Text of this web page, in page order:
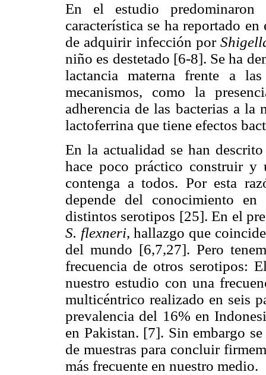
En el estudio
característica se ha reportado
de adquirir infección por
niño es destetado [6-8]. Se ha
lactancia materna frente a
mecanismos, como la
adherencia de las bacterias a
lactoferrina que tiene efectos
En la actualidad se han
hace poco práctico construir
contenga a todos. Por esta
depende del conocimiento
distintos serotipos [25]. En el
S. flexneri, hallazgo que
del mundo [6,7,27]. Pero
frecuencia de otros serotipos:
nuestro estudio con una
multicéntrico realizado en seis
prevalencia del 16% en
en Pakistan. [7]. Sin embargo
de muestras para concluir
más frecuente en nuestro medio.